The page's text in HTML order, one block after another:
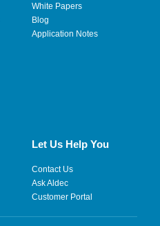
White Papers
Blog
Application Notes
Let Us Help You
Contact Us
Ask Aldec
Customer Portal